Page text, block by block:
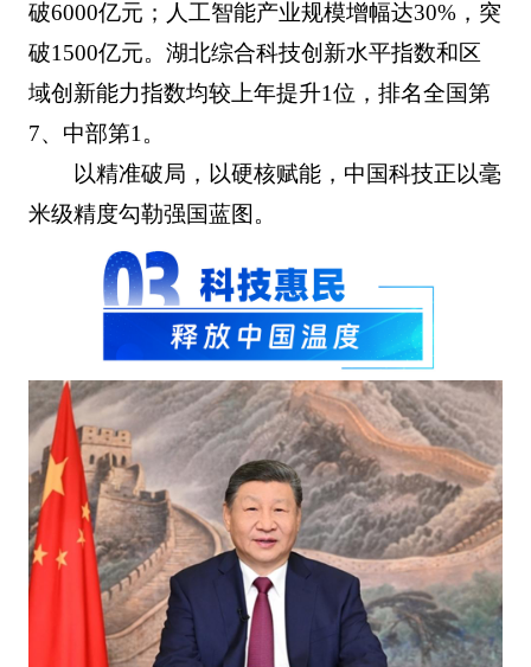
破6000亿元；人工智能产业规模增幅达30%，突
破1500亿元。湖北综合科技创新水平指数和区
域创新能力指数均较上年提升1位，排名全国第
7、中部第1。
以精准破局，以硬核赋能，中国科技正以毫
米级精度勾勒强国蓝图。